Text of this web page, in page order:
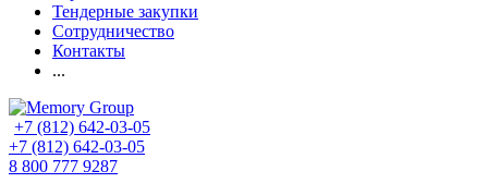
Тендерные закупки
Сотрудничество
Контакты
...
+7 (812) 642-03-05
+7 (812) 642-03-05
8 800 777 9287